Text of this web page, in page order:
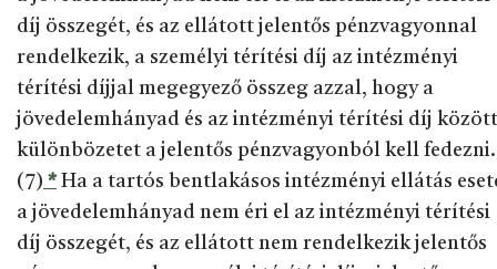
díj összegét, és az ellátott jelentős pénzvagyonnal
rendelkezik, a személyi térítési díj az intézményi
térítési díjjal megegyező összeg azzal, hogy a
jövedelemhányad és az intézményi térítési díj
különbözetet a jelentős pénzvagyonból kell fedezni.
(7) *Ha a tartós bentlakásos intézményi ellátás
a jövedelemhányad nem éri el az intézményi térítési
díj összegét, és az ellátott nem rendelkezik jelentős